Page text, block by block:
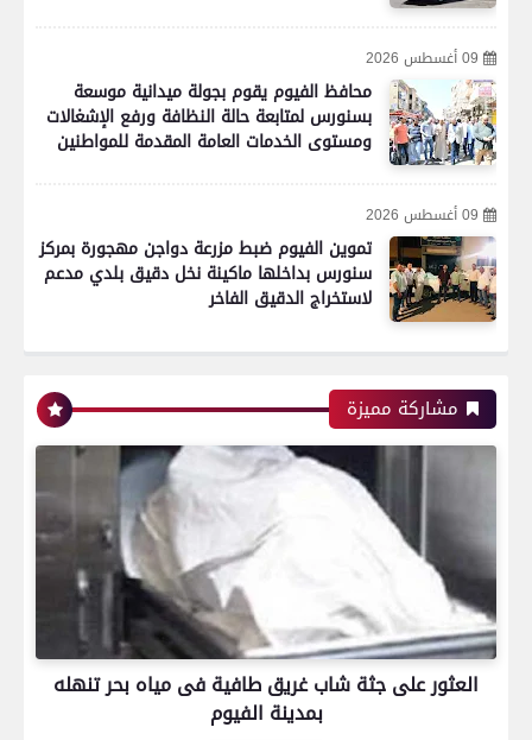
09 أغسطس 2026
محافظ الفيوم يقوم بجولة ميدانية موسعة
بسنورس لمتابعة حالة النظافة ورفع الإشغالات
ومستوى الخدمات العامة المقدمة للمواطنين
09 أغسطس 2026
تموين الفيوم ضبط مزرعة دواجن مهجورة بمركز
سنورس بداخلها ماكينة نخل دقيق بلدي مدعم
لاستخراج الدقيق الفاخر
مشاركة مميزة
العثور على جثة شاب غريق طافية فى مياه بحر تنهله
بمدينة الفيوم